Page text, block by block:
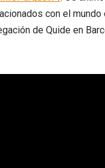
con el mundo
de Quide en